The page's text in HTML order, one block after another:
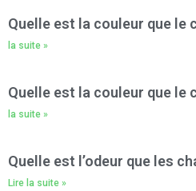
Quelle est la couleur que le
la suite »
Quelle est la couleur que le
la suite »
Quelle est l’odeur que les
Lire la suite »